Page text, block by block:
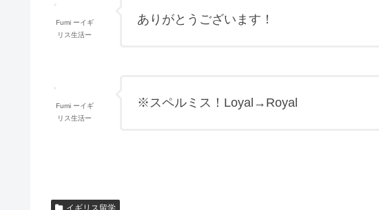
Fumi ーイギ
リス生活ー
ありがとうございます！
Fumi ーイギ
リス生活ー
※スペルミス！Loyal→Royal
イギリス留学